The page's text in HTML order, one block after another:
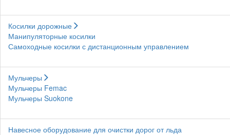
Косилки дорожные
Манипуляторные косилки
Самоходные косилки с дистанционным управлением
Мульчеры
Мульчеры Femac
Мульчеры Suokone
Навесное оборудование для очистки дорог от льда